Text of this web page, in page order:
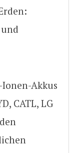
Akkus
CATL, LG